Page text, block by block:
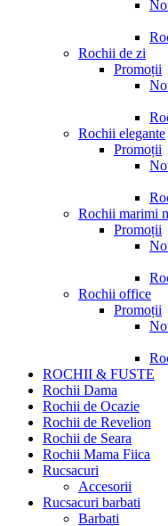
Rochii de zi
Promoții
Rochii elegante
Promoții
Rochii marimi
Promoții
Rochii office
Promoții
ROCHII & FUSTE
Rochii Dama
Rochii de Ocazie
Rochii de Revelion
Rochii de Seara
Rochii Mama Fiica
Rucsacuri
Accesorii
Rucsacuri barbati
Barbati